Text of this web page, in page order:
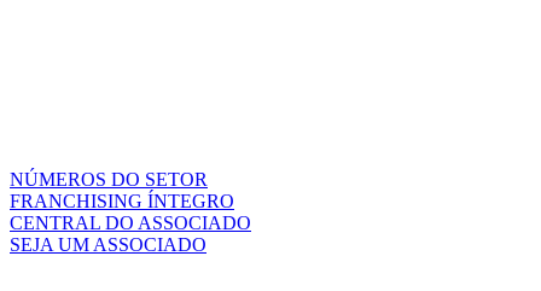
NÚMEROS DO SETOR
FRANCHISING ÍNTEGRO
CENTRAL DO ASSOCIADO
SEJA UM ASSOCIADO